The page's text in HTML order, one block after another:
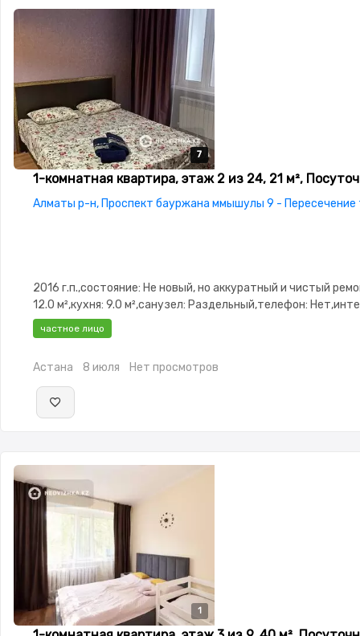
7
7
7
7
7
1-комнатная квартира, этаж 2 из 24, 21 м²,
Алматы р-н, Проспект бауржана ммышулы 9 -
2016 г.п.,состояние: Не новый, но аккуратный и чистый
12.0 м²,кухня: 9.0 м²,санузел: Раздельный,телефон:
ADSL,Полностью меблирована,Полностью
охраняемая стоянка,Видеонаблюдение
частное лицо
Астана 8 июля Нет просмотров
1